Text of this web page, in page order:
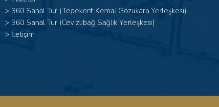
> 360 Sanal Tur (Tepekent Kemal Gözükara Yerleşkesi)
> 360 Sanal Tur (Cevizlibağ Sağlık Yerleşkesi)
> İletişim